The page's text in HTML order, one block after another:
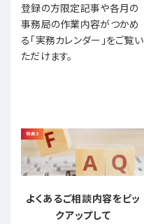
登録の方限定記事や各月の
事務局の作業内容がつかめ
る「実務カレンダー」をご覧い
ただけます。
よくあるご相談内容をピッ
クアップして